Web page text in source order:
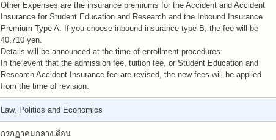
Other Expenses are the insurance premiums for the Accident and Accident
Insurance for Student Education and Research and the Inbound Insurance
Premium Type A. If you choose inbound insurance type B, the fee will be
40,710 yen.
Details will be announced at the time of enrollment procedures.
In the event that the admission fee, tuition fee, or Student Education and
Research Accident Insurance fee are revised, the new fees will be applied
from the time of revision.
Law, Politics and Economics
กรกฏาคมกลางเดือน